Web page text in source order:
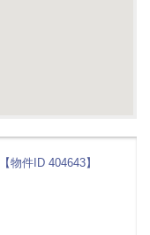
【物件ID 404643】